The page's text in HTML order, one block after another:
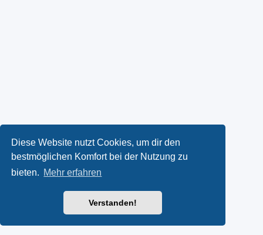
Diese Website nutzt Cookies, um dir den
bestmöglichen Komfort bei der Nutzung zu
bieten. Mehr erfahren
Verstanden!